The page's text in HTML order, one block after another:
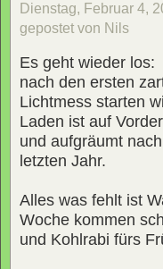
Dienstag, Februar 4,
gepostet von Nils
Es geht wieder los:
nach den ersten
Lichtmess starten
Laden ist auf
und aufgräumt
letzten Jahr.
Alles was fehlt ist
Woche kommen
und Kohlrabi fürs